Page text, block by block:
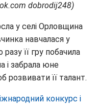
dobrodij248)
у селі Орловщина
навчалася у
її гру побачила
і забрала юне
розвивати її талант.
конкурс і